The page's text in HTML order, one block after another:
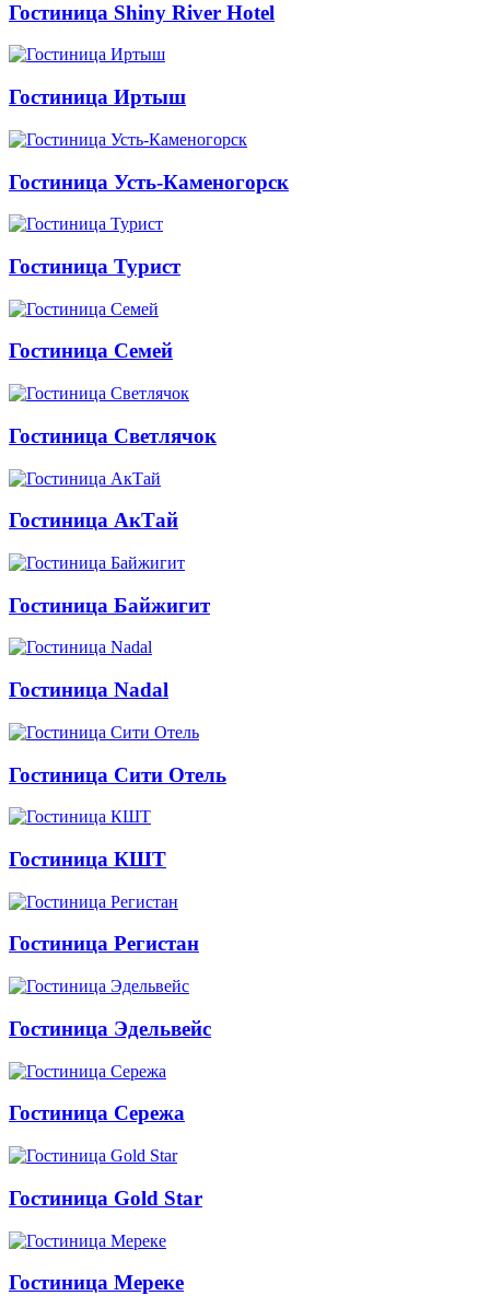
Гостиница Shiny River Hotel
Гостиница Иртыш
Гостиница Усть-Каменогорск
Гостиница Турист
Гостиница Семей
Гостиница Светлячок
Гостиница АкТай
Гостиница Байжигит
Гостиница Nadal
Гостиница Сити Отель
Гостиница КШТ
Гостиница Регистан
Гостиница Эдельвейс
Гостиница Сережа
Гостиница Gold Star
Гостиница Мереке